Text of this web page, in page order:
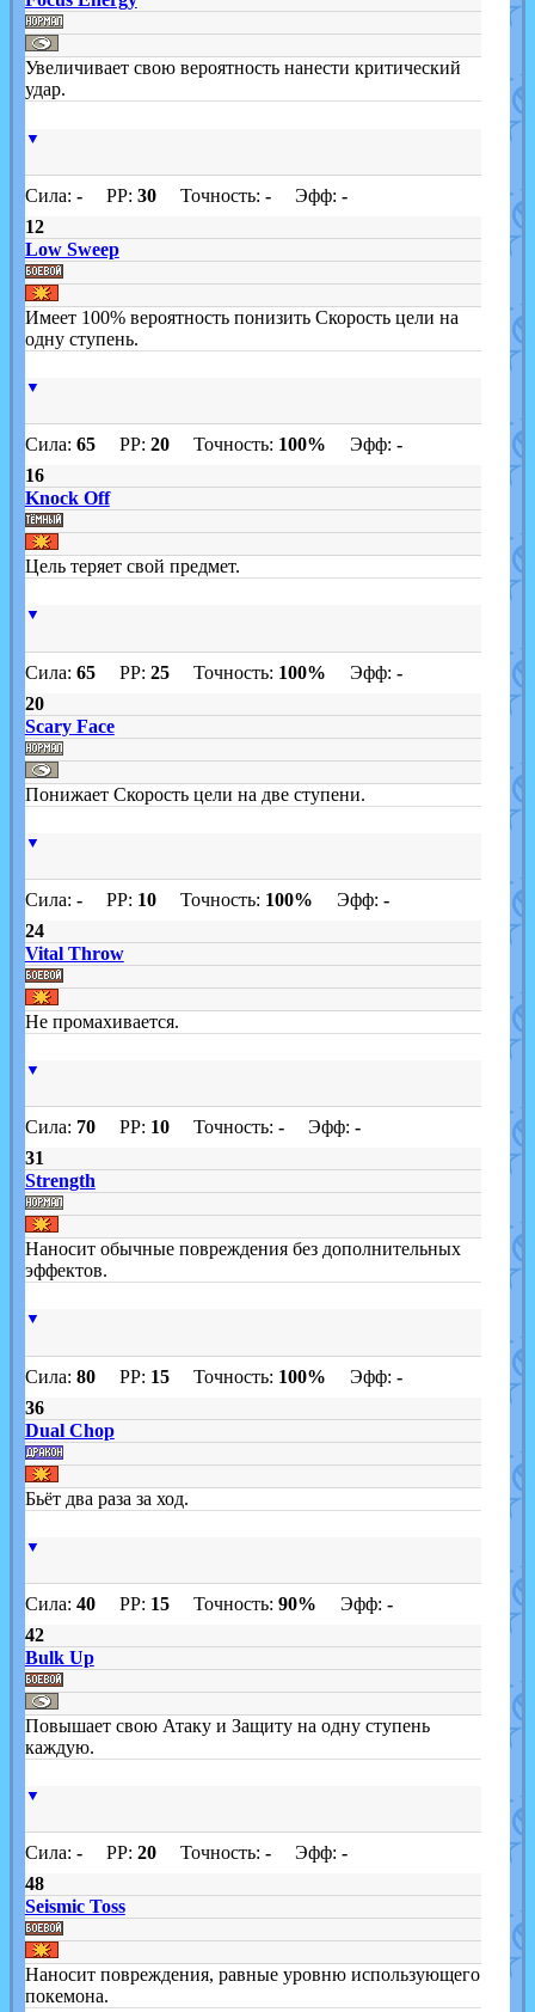
Увеличивает свою вероятность нанести критический
удар.
▼
Сила: -PP: 30Точность: -Эфф: -
12
Low Sweep
Имеет 100% вероятность понизить Скорость цели на
одну ступень.
▼
Сила: 65PP: 20Точность: 100% Эфф: -
16
Knock Off
Цель теряет свой предмет.
▼
Сила: 65PP: 25Точность: 100% Эфф: -
20
Scary Face
Понижает Скорость цели на две ступени.
▼
Сила: -PP: 10Точность: 100% Эфф: -
24
Vital Throw
Не промахивается.
▼
Сила: 70PP: 10Точность: -Эфф: -
31
Strength
Наносит обычные повреждения без дополнительных
эффектов.
▼
Сила: 80PP: 15Точность: 100% Эфф: -
36
Dual Chop
Бьёт два раза за ход.
▼
Сила: 40PP: 15Точность: 90% Эфф: -
42
Bulk Up
Повышает свою Атаку и Защиту на одну ступень
каждую.
▼
Сила: -PP: 20Точность: -Эфф: -
48
Seismic Toss
Наносит повреждения, равные уровню использующего
покемона.